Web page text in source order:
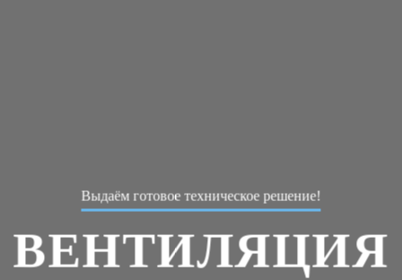
Выдаём готовое техническое решение!
ВЕНТИЛЯЦИЯ